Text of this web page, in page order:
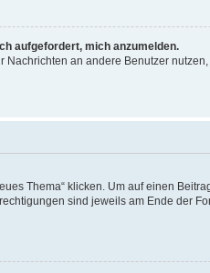
aufgefordert, mich anzumelden.
an andere Benutzer
Thema“ klicken. Um auf einen
sind jeweils am Ende der